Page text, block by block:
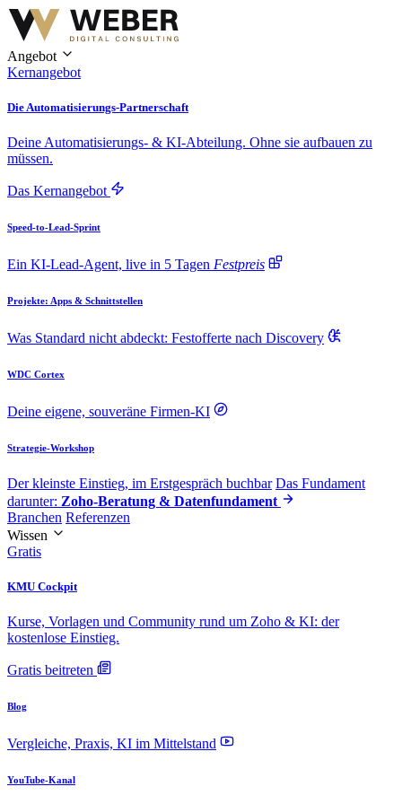
Angebot
Kernangebot
Die Automatisierungs-Partnerschaft
Deine Automatisierungs- & KI-Abteilung. Ohne sie aufbauen zu
müssen.
Das Kernangebot
Speed-to-Lead-Sprint
Ein KI-Lead-Agent, live in 5 Tagen Festpreis
Projekte: Apps & Schnittstellen
Was Standard nicht abdeckt: Festofferte nach Discovery
WDC Cortex
Deine eigene, souveräne Firmen-KI
Strategie-Workshop
Der kleinste Einstieg, im Erstgespräch buchbar Das Fundament
darunter: Zoho-Beratung & Datenfundament
Branchen Referenzen
Wissen
Gratis
KMU Cockpit
Kurse, Vorlagen und Community rund um Zoho & KI: der
kostenlose Einstieg.
Gratis beitreten
Blog
Vergleiche, Praxis, KI im Mittelstand
YouTube-Kanal